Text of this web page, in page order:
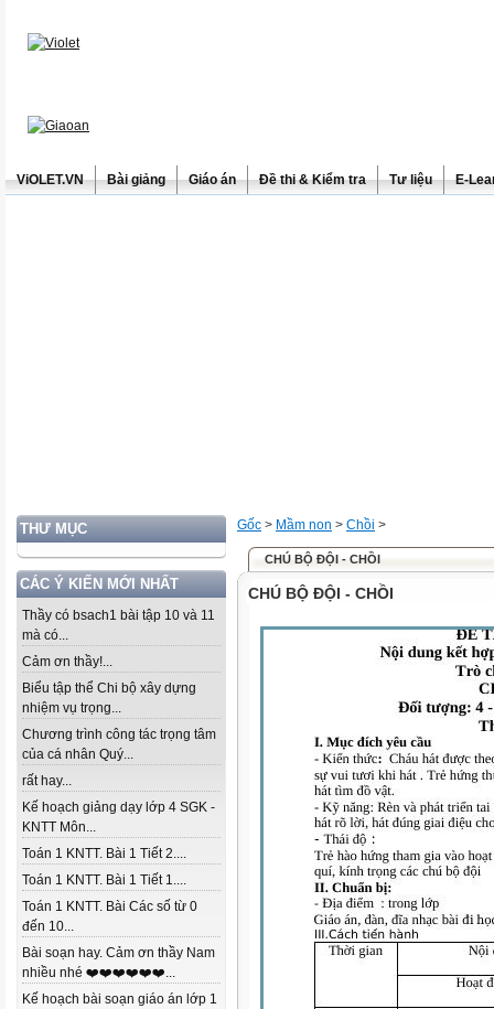
ViOLET.VN Bài giảng Giáo án Đề thi & Kiểm tra Tư liệu E-
THƯ MỤC
CÁC Ý KIẾN MỚI NHẤT
Thầy có bsach1 bài tập 10 và 11
mà có...
Cảm ơn thầy!...
Biểu tập thể Chi bộ xây dựng
nhiệm vụ trọng...
Chương trình công tác trọng tâm
của cá nhân Quý...
rất hay...
Kế hoạch giảng dạy lớp 4 SGK -
KNTT Môn...
Toán 1 KNTT. Bài 1 Tiết 2....
Toán 1 KNTT. Bài 1 Tiết 1....
Toán 1 KNTT. Bài Các số từ 0
đến 10...
Bài soạn hay. Cảm ơn thầy Nam
nhiều nhé ❤️❤️❤️❤️❤️❤️...
Kế hoạch bài soạn giáo án lớp 1
Gốc > Mầm non > Chồi >
CHÚ BỘ ĐỘI - CHỒI
CHÚ BỘ ĐỘI - CHỒI